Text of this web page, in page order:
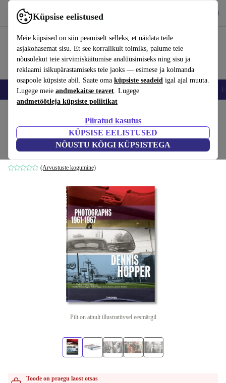
Küpsise eelistused
Meie küpsised on siin peamiselt selleks, et näidata teile
asjakohasemat sisu. Et see korralikult toimiks, palume teie
nõusolekut teie sirvimiskäitumise analüüsimiseks ning sisu ja
reklaami isikupärastamiseks teie jaoks — esimese ja kolmanda
osapoole küpsiste abil. Saate oma küpsiste seadeid igal ajal muuta.
Lugege meie andmekaitse teavet. Lugege
andmetöötleja küpsiste poliitikat
Piiratud kasutus
KÜPSISE EELISTUSED
NÕUSTU KÕIGI KÜPSISTEGA
Kasuta rakendust refurbed kiirelt ja lihtsalt
Nutitelefoni Sülearvutid Tahvelarvutid Nutikellad
Dennis Hopper. Photographs 1961–1967
valge
(Arvustuste kogumine)
Pilt on ainult illustratiivsel eesmärgil
Toode on praegu laost otsas